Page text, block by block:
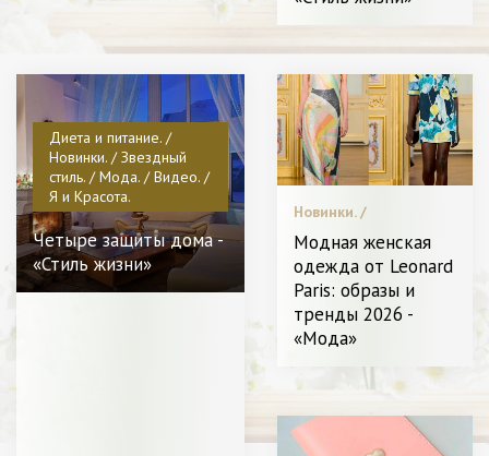
Диета и питание. /
Новинки. / Звездный
стиль. / Мода. / Видео. /
Я и Красота.
Четыре защиты дома -
«Стиль жизни»
Новинки. /
Пластическая
хирургия / Мода. /
Красота. / Видео. /
Леди в Тренде. /
Высокая мода. /
Диета и питание. / Я
Женщина - Разное
Модная женская
одежда от Leonard
Paris: образы и
тренды 2026 -
«Мода»